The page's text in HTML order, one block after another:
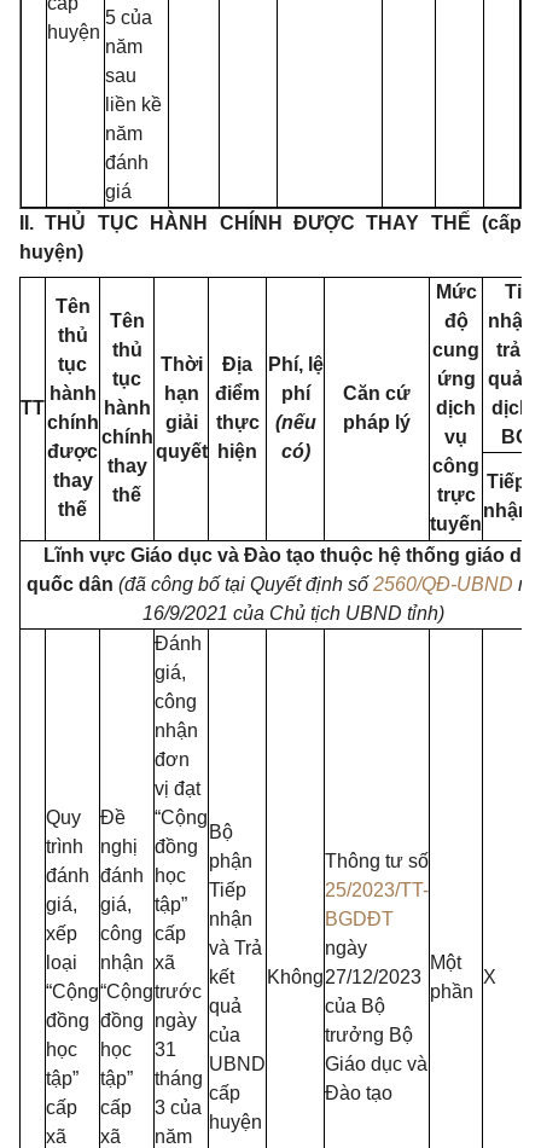
huyện
5 của
năm
sau
liền kề
năm
đánh
giá
II. THỦ TỤC HÀNH CHÍNH ĐƯỢC THAY THẾ (cấp
huyện)
TT
Tên
thủ
tục
hành
chính
được
thay
thế
Tên
thủ
tục
hành
chính
thay
thế
Thời
hạn
giải
quyết
Địa
điểm
thực
hiện
Phí, lệ
phí
(nếu
có)
Căn cứ
pháp lý
Mức
độ
cung
ứng
dịch
vụ
công
trực
tuyến
nhận
trả
quả
dịch
Tiếp
nhận
Lĩnh vực Giáo dục và Đào tạo thuộc hệ thống giáo
quốc dân (đã công bố tại Quyết định số 2560/QĐ-UBND
16/9/2021 của Chủ tịch UBND tỉnh)
Quy
trình
đánh
giá,
xếp
loại
“Cộng
đồng
học
tập”
cấp
xã
Đề
nghị
đánh
giá,
công
nhận
“Cộng
đồng
học
tập”
cấp
xã
Đánh
giá,
công
nhận
đơn
vị đạt
“Cộng
đồng
học
tập”
cấp
xã
trước
ngày
31
tháng
3 của
năm
Bộ
phận
Tiếp
nhận
và Trả
kết
quả
của
UBND
cấp
huyện
Không
Thông tư số
25/2023/TT-
BGDĐT
ngày
27/12/2023
của Bộ
trưởng Bộ
Giáo dục và
Đào tạo
Một
phần
X